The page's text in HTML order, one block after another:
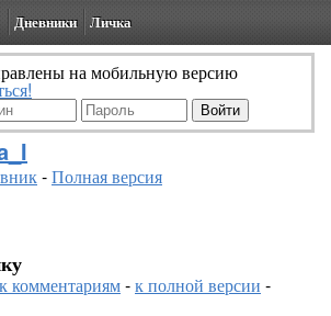
Дневники Личка
на мобильную версию
-Полная версия
к комментариям-к полной версии -